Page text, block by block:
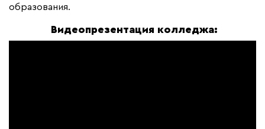
образования.
Видеопрезентация колледжа: